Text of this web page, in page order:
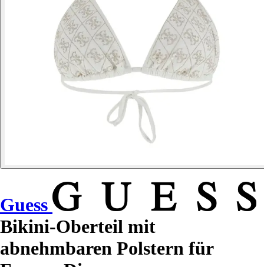
Guess
Bikini-Oberteil mit
abnehmbaren Polstern für